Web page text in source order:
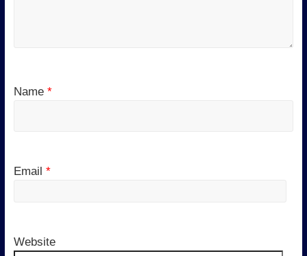
Name *
Email *
Website